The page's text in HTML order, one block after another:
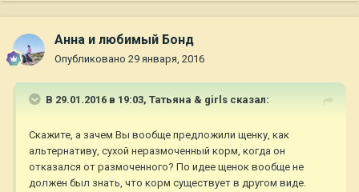
Анна и любимый Бонд
Опубликовано 29 января, 2016
В 29.01.2016 в 19:03, Татьяна & girls сказал:
Скажите, а зачем Вы вообще предложили щенку, как
альтернативу, сухой неразмоченный корм, когда он
отказался от размоченного? По идее щенок вообще не
должен был знать, что корм существует в другом виде.